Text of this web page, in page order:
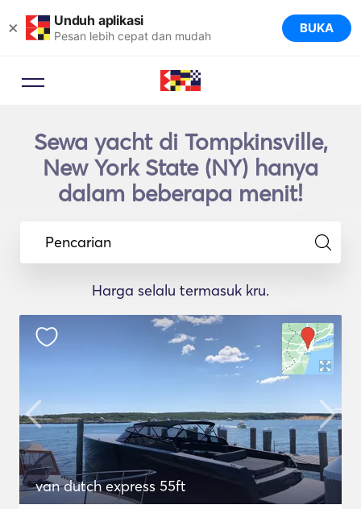
× Unduh aplikasi
Pesan lebih cepat dan mudah BUKA
Sewa yacht di Tompkinsville,
New York State (NY) hanya
dalam beberapa menit!
Pencarian
Harga selalu termasuk kru.
van dutch express 55ft